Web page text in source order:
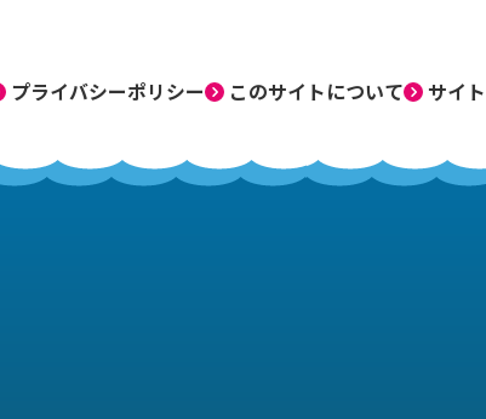
プライバシーポリシー このサイトについて サイ